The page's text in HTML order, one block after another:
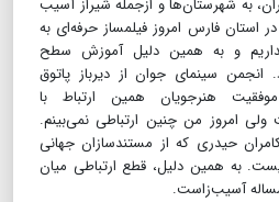
به شهرستان‌ها و ازجمله شیراز آسیب
استان فارس امروز فیلمساز حرفه‌ای به
و به همین دلیل آموزش سطح
سینمای جوان از دیرباز پاتوق
هنرجویان همین ارتباط با
ولی امروز من چنین ارتباطی نمی‌بینم.
حیدری که از مستندسازان جهانی
به همین دلیل، قطع ارتباطی میان
آسیب‌زاست.